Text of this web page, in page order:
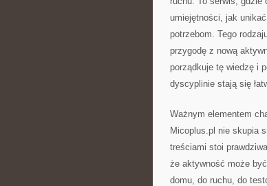
umiejętności, jak
potrzebom. Tego
przygodę z nową
porządkuje tę wiedzę i
dyscyplinie stają się
Ważnym elementem
Micoplus.pl nie skupia
treściami stoi
że aktywność może
domu, do ruchu, do